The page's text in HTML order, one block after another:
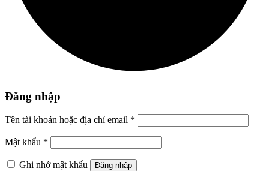
Đăng nhập
Tên tài khoản hoặc địa chỉ email *
Mật khẩu *
Ghi nhớ mật khẩu Đăng nhập